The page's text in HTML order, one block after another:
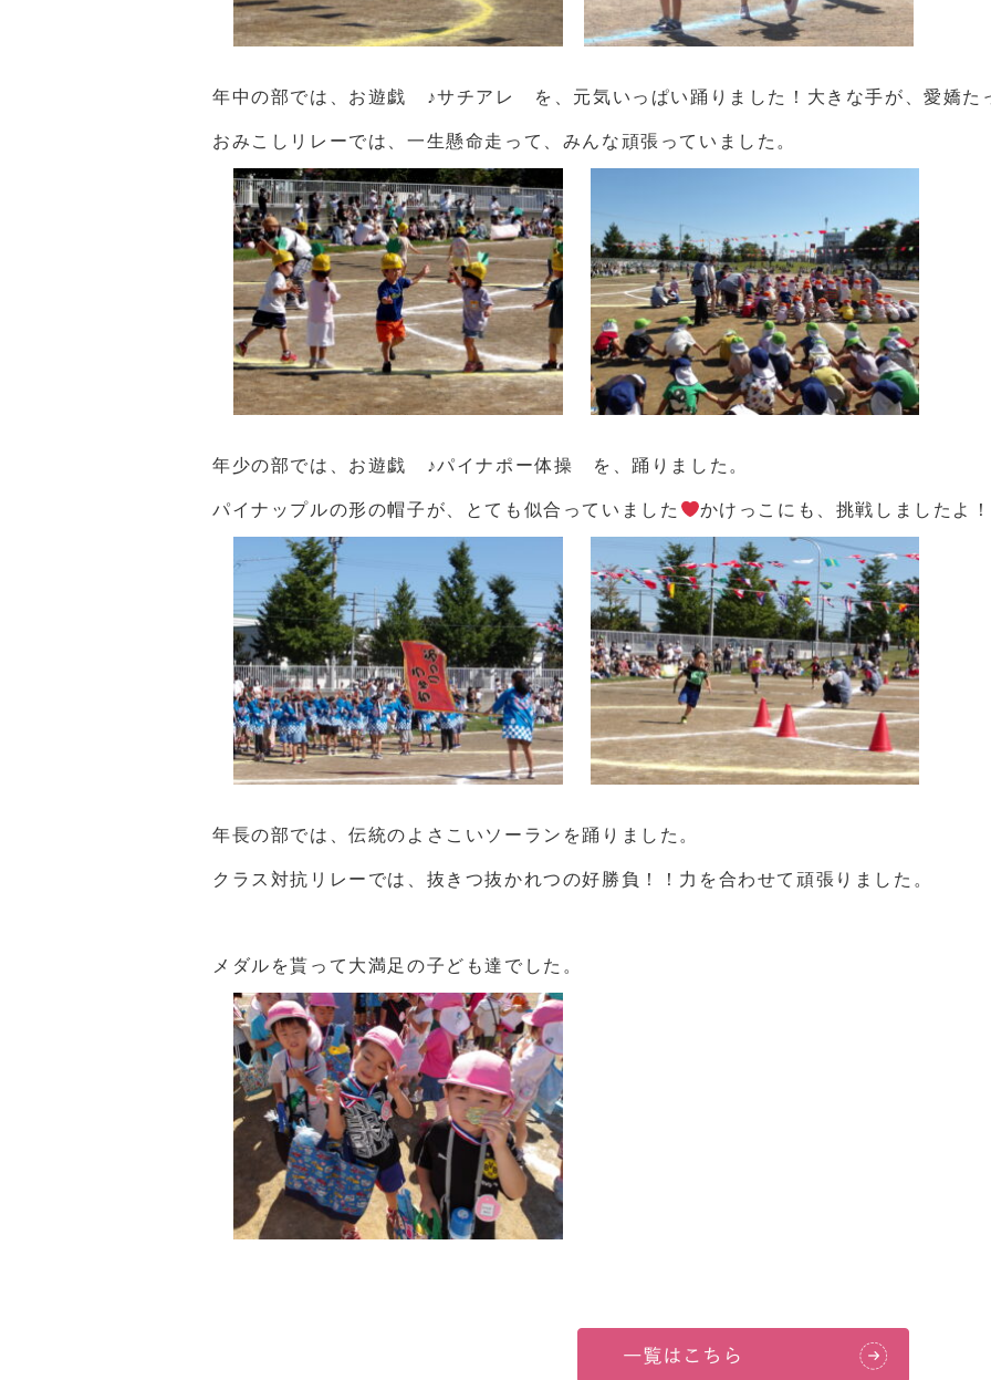
年中の部では、お遊戯 ♪サチアレ を、元気いっぱい踊りました！ 大きな手が、愛嬌た
おみこしリレーでは、一生懸命走って、みんな頑張っていました。
年少の部では、お遊戯 ♪パイナポー体操 を、踊りました。
パイナップルの形の帽子が、とても似合っていました かけっこにも、挑戦しましたよ！
年長の部では、伝統のよさこいソーランを踊りました。
クラス対抗リレーでは、抜きつ抜かれつの好勝負！！ 力を合わせて頑張りました。
メダルを貰って大満足の子ども達でした。